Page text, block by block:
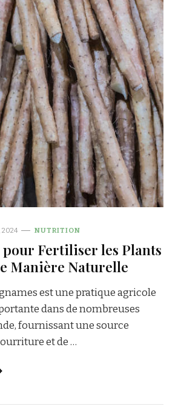
2024 NUTRITION
pour Fertiliser les Plants
Manière Naturelle
est une pratique agricole
dans de nombreuses
fournissant une source
et de …